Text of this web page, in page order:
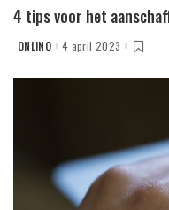
4 tips voor het
POSTED
ONLINO 4 april 2023